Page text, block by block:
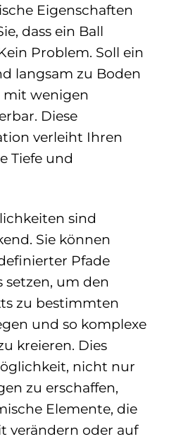
Eigenschaften
dass ein Ball
Problem. Soll ein
langsam zu Boden
mit wenigen
Diese
verleiht Ihren
Tiefe und
sind
Sie können
Pfade
setzen, um den
zu bestimmten
und so komplexe
kreieren. Dies
nicht nur
zu erschaffen,
Elemente, die
verändern oder auf